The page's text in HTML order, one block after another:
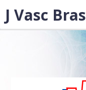
J Vasc Bras